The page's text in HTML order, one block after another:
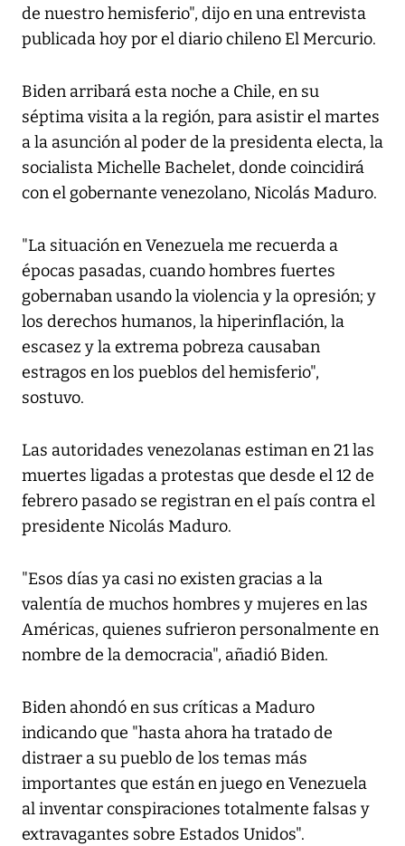
de nuestro hemisferio", dijo en una entrevista
publicada hoy por el diario chileno El Mercurio.
Biden arribará esta noche a Chile, en su
séptima visita a la región, para asistir el martes
a la asunción al poder de la presidenta electa, la
socialista Michelle Bachelet, donde coincidirá
con el gobernante venezolano, Nicolás Maduro.
"La situación en Venezuela me recuerda a
épocas pasadas, cuando hombres fuertes
gobernaban usando la violencia y la opresión; y
los derechos humanos, la hiperinflación, la
escasez y la extrema pobreza causaban
estragos en los pueblos del hemisferio",
sostuvo.
Las autoridades venezolanas estiman en 21 las
muertes ligadas a protestas que desde el 12 de
febrero pasado se registran en el país contra el
presidente Nicolás Maduro.
"Esos días ya casi no existen gracias a la
valentía de muchos hombres y mujeres en las
Américas, quienes sufrieron personalmente en
nombre de la democracia", añadió Biden.
Biden ahondó en sus críticas a Maduro
indicando que "hasta ahora ha tratado de
distraer a su pueblo de los temas más
importantes que están en juego en Venezuela
al inventar conspiraciones totalmente falsas y
extravagantes sobre Estados Unidos".